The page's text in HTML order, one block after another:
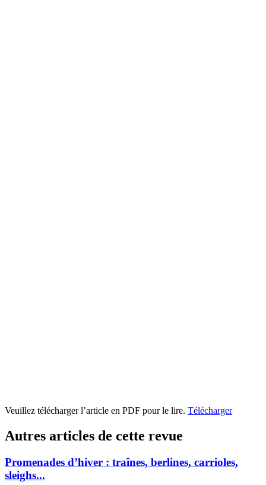
Veuillez télécharger l’article en PDF pour le lire. Télécharger
Autres articles de cette revue
Promenades d’hiver : traînes, berlines, carrioles,
sleighs...